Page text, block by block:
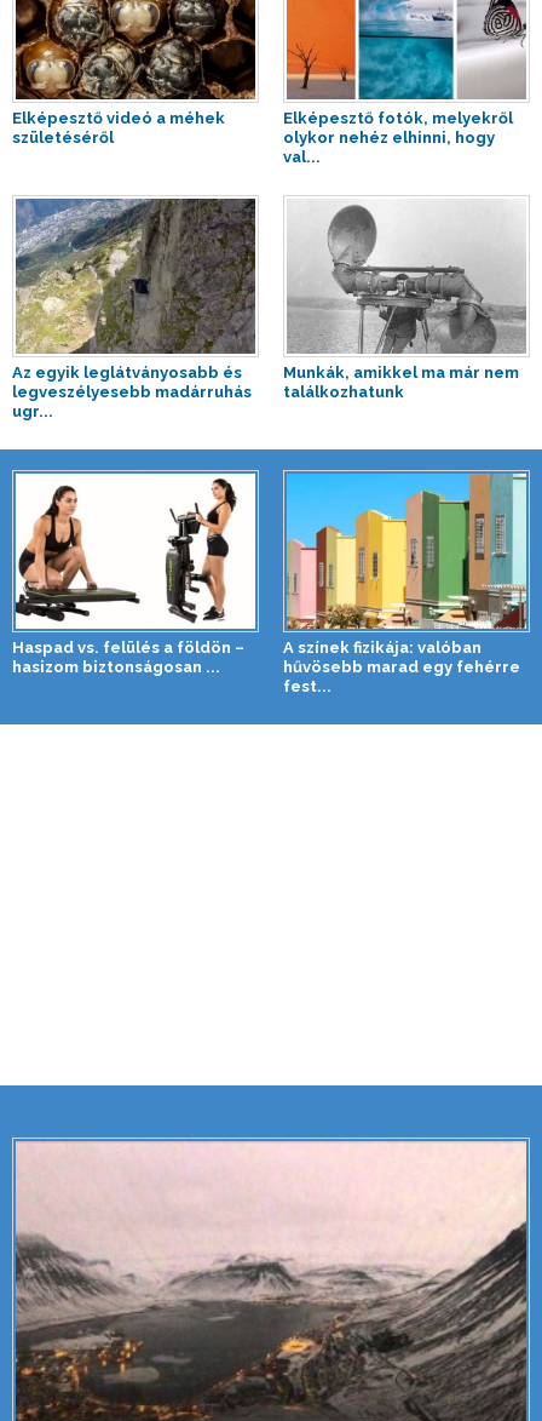
Elképesztő videó a méhek
születéséről
Elképesztő fotók, melyekről
olykor nehéz elhinni, hogy
val...
Az egyik leglátványosabb és
legveszélyesebb madárruhás
ugr...
Munkák, amikkel ma már nem
találkozhatunk
Haspad vs. felülés a földön –
hasizom biztonságosan ...
A színek fizikája: valóban
hűvösebb marad egy fehérre
fest...